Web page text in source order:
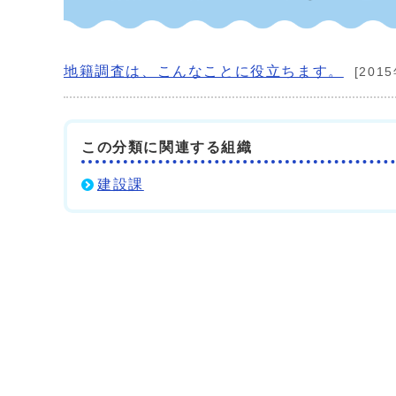
地籍調査は、こんなことに役立ちます。 [2015
この分類に関連する組織
建設課